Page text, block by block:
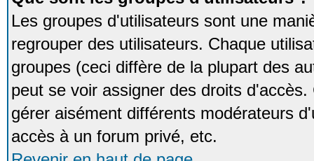
Les groupes d'utilisateurs sont une
regrouper des utilisateurs. Chaque
groupes (ceci diffère de la plupart des
peut se voir assigner des droits
gérer aisément différents modérateurs
accès à un forum privé, etc.